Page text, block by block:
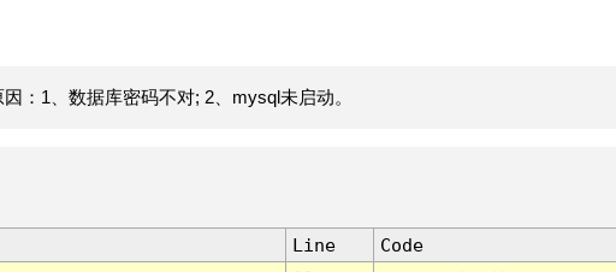
：1、数据库密码不对; 2、mysql未启动。
Line
Code